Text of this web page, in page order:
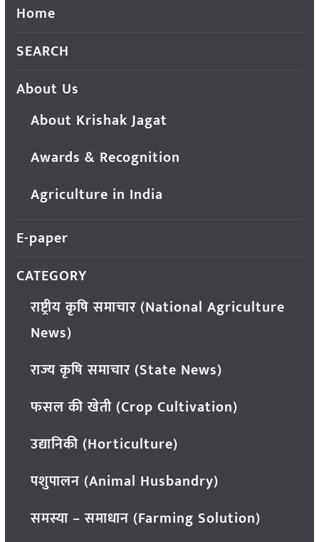
Home
SEARCH
About Us
About Krishak Jagat
Awards & Recognition
Agriculture in India
E-paper
CATEGORY
राष्ट्रीय कृषि समाचार (National Agriculture
News)
राज्य कृषि समाचार (State News)
फसल की खेती (Crop Cultivation)
उद्यानिकी (Horticulture)
पशुपालन (Animal Husbandry)
समस्या – समाधान (Farming Solution)